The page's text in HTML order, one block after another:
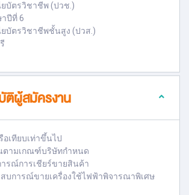
บัตรวิชาชีพ (ปวช.)
ปีที่ 6
บัตรวิชาชีพชั้นสูง (ปวส.)
ผู้สมัครงาน
อเทียบเท่าขึ้นไป
ตามเกณฑ์บริษัทกำหนด
รณ์การเชียร์ขายสินค้า
บการณ์ขายเครื่องใช้ไฟฟ้าพิจารณาพิเศษ